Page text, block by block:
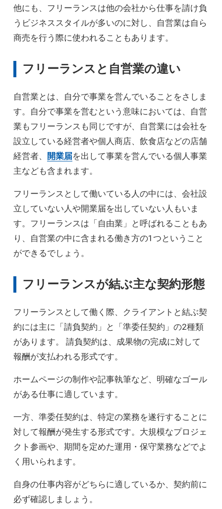
他にも、フリーランスは他の会社から仕事を請け負
うビジネススタイルが多いのに対し、自営業は自ら
商売を行う際に使われることもあります。
フリーランスと自営業の違い
自営業とは、自分で事業を営んでいることをさしま
す。自分で事業を営むという意味においては、自営
業もフリーランスも同じですが、自営業には会社を
設立している経営者や個人商店、飲食店などの店舗
経営者、
開業届を出して事業を営んでいる個人事業
主なども含まれます。
フリーランスとして働いている人の中には、会社設
立していない人や開業届を出していない人もいま
す。フリーランスは「自由業」と呼ばれることもあ
り、自営業の中に含まれる働き方の1つということ
ができるでしょう。
フリーランスが結ぶ主な契約形態
フリーランスとして働く際、クライアントと結ぶ契
約には主に「請負契約」と「準委任契約」の2種類
があります。 請負契約は、成果物の完成に対して
報酬が支払われる形式です。
ホームページの制作や記事執筆など、明確なゴール
がある仕事に適しています。
一方、準委任契約は、特定の業務を遂行することに
対して報酬が発生する形式です。大規模なプロジェ
クト参画や、期間を定めた運用・保守業務などでよ
く用いられます。
自身の仕事内容がどちらに適しているか、契約前に
必ず確認しましょう。